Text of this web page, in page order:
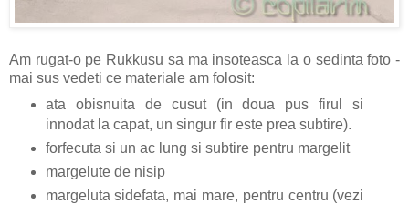
Am rugat-o pe Rukkusu sa ma insoteasca la o sedinta foto -
mai sus vedeti ce materiale am folosit:
ata obisnuita de cusut (in doua pus firul si
innodat la capat, un singur fir este prea subtire).
forfecuta si un ac lung si subtire pentru margelit
margelute de nisip
margeluta sidefata, mai mare, pentru centru (vezi